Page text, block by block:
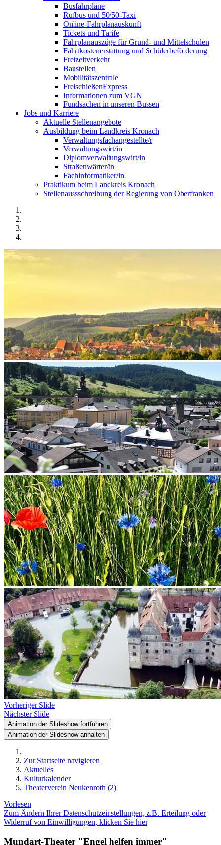
Busfahrpläne
Rufbus und 50/50-Taxi
Online-Fahrplanauskunft
Tickets und Tarife
Fahrplanauszüge für Grund- und Mittelschulen
Fahrtkostenerstattung und Schülerbeförderung
Freizeitverkehr
Baustellen
Mobilitätszentrale
FreischießenExpress
Informationen zum VGN
Fundsachen in unseren Bussen
Jobs und Karriere
Aktuelle Stellenangebote
Ausbildung beim Landkreis Kronach
Verwaltungsfachangestellte/r
Verwaltungswirt/in
Diplomverwaltungswirt/in
Straßenwärter/in
Fachinformatiker/in
Praktikum beim Landkreis Kronach
Stellenaussschreibung der Regierung von Oberfranken
Vorheriger Slide
Nächster Slide
Animation der Slideshow fortführen
Animation der Slideshow anhalten
Zur Startseite navigieren
Aktuelles
Kulturkalender
Theaterverein Neukenroth (2)
Vorlesen
Zum Ändern Ihrer Datenschutzeinstellungen, z.B. Erteilung oder
Widerruf von Einwilligungen, klicken Sie hier
Mundart-Theater "Engel helfen immer"